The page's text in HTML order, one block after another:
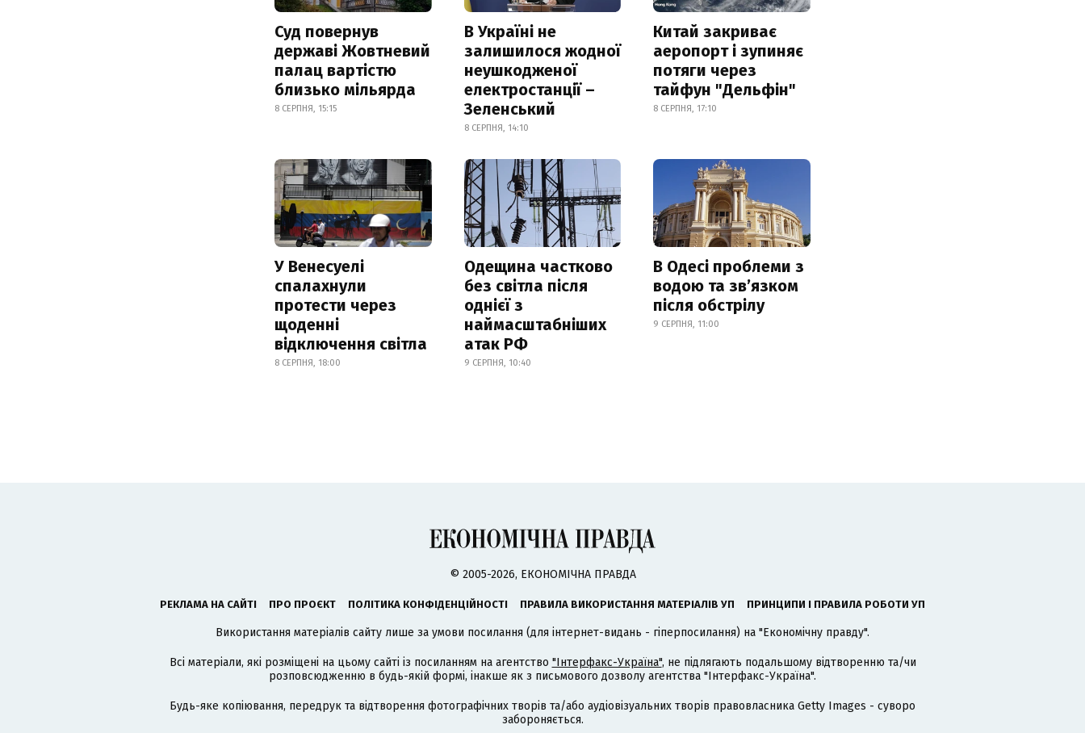
Суд повернув
державі Жовтневий
палац вартістю
близько мільярда
8 СЕРПНЯ, 15:15
В Україні не
залишилося жодної
неушкодженої
електростанції –
Зеленський
8 СЕРПНЯ, 14:10
Китай закриває
аеропорт і зупиняє
потяги через
тайфун "Дельфін"
8 СЕРПНЯ, 17:10
У Венесуелі
спалахнули
протести через
щоденні
відключення світла
8 СЕРПНЯ, 18:00
Одещина частково
без світла після
однієї з
наймасштабніших
атак РФ
9 СЕРПНЯ, 10:40
В Одесі проблеми з
водою та звʼязком
після обстрілу
9 СЕРПНЯ, 11:00
© 2005-2026, ЕКОНОМІЧНА ПРАВДА
РЕКЛАМА НА САЙТІ ПРО ПРОЄКТ ПОЛІТИКА КОНФІДЕНЦІЙНОСТІ ПРАВИЛА ВИКОРИСТАННЯ МАТЕРІАЛІВ УП ПРИНЦИПИ І ПРАВИЛА РОБОТИ УП
Використання матеріалів сайту лише за умови посилання (для інтернет-видань - гіперпосилання) на "Економічну правду".
Всі матеріали, які розміщені на цьому сайті із посиланням на агентство "Інтерфакс-Україна", не підлягають подальшому відтворенню та/чи
розповсюдженню в будь-якій формі, інакше як з письмового дозволу агентства "Інтерфакс-Україна".
Будь-яке копіювання, передрук та відтворення фотографічних творів та/або аудіовізуальних творів правовласника Getty Images - суворо
забороняється.